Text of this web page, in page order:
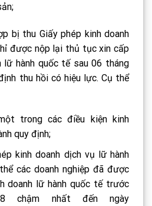
bị thu Giấy phép kinh doanh
được nộp lại thủ tục xin cấp
lữ hành quốc tế sau 06 tháng
thu hồi có hiệu lực. Cụ thể
trong các điều kiện kinh
quy định;
kinh doanh dịch vụ lữ hành
các doanh nghiệp đã được
doanh lữ hành quốc tế trước
chậm nhất đến ngày